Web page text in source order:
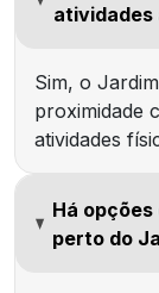
atividades
Sim, o
proximidade
atividades
Há
perto do